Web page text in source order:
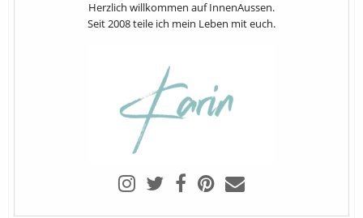
Herzlich willkommen auf InnenAussen.
Seit 2008 teile ich mein Leben mit euch.